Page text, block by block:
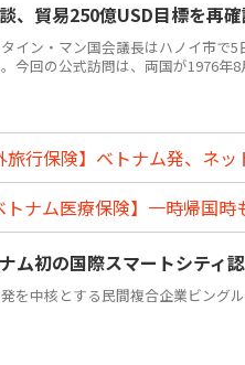
、貿易250億USD目標を再
イン・マン国会議長はハノイ市で
今回の公式訪問は、両国が1976
行保険】ベトナム発、ネッ
ナム医療保険】一時帰国時
ム初の国際スマートシティ
を中核とする民間複合企業ビング